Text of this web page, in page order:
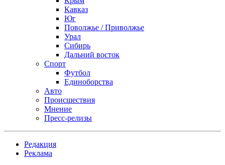
Кавказ
Юг
Поволжье / Приволжье
Урал
Сибирь
Дальний восток
Спорт
Футбол
Единоборства
Авто
Происшествия
Мнение
Пресс-релизы
Редакция
Реклама